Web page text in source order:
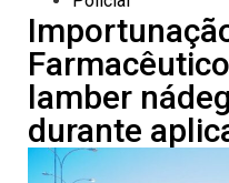
lamber
durante